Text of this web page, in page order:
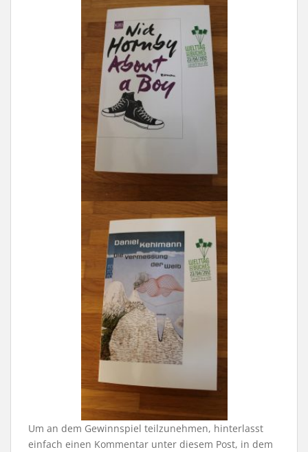
Um an dem Gewinnspiel teilzunehmen, hinterlasst
einfach einen Kommentar unter diesem Post, in dem